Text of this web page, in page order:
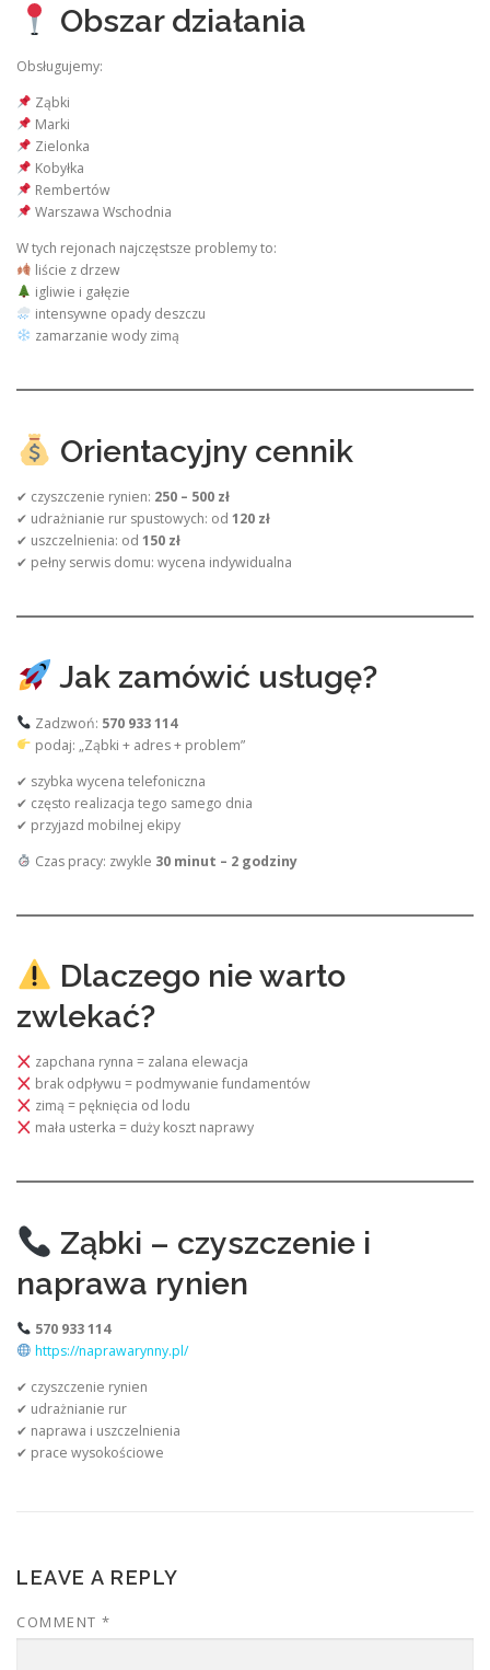
Obszar działania
Obsługujemy:
Ząbki
Marki
Zielonka
Kobyłka
Rembertów
Warszawa Wschodnia
W tych rejonach najczęstsze problemy to:
liście z drzew
igliwie i gałęzie
intensywne opady deszczu
zamarzanie wody zimą
Orientacyjny cennik
✔ czyszczenie rynien: 250 – 500 zł
✔ udrażnianie rur spustowych: od 120 zł
✔ uszczelnienia: od 150 zł
✔ pełny serwis domu: wycena indywidualna
Jak zamówić usługę?
Zadzwoń: 570 933 114
podaj: „Ząbki + adres + problem”
✔ szybka wycena telefoniczna
✔ często realizacja tego samego dnia
✔ przyjazd mobilnej ekipy
Czas pracy: zwykle 30 minut – 2 godziny
Dlaczego nie warto
zwlekać?
zapchana rynna = zalana elewacja
brak odpływu = podmywanie fundamentów
zimą = pęknięcia od lodu
mała usterka = duży koszt naprawy
Ząbki – czyszczenie i
naprawa rynien
570 933 114
https://naprawarynny.pl/
✔ czyszczenie rynien
✔ udrażnianie rur
✔ naprawa i uszczelnienia
✔ prace wysokościowe
LEAVE A REPLY
COMMENT *